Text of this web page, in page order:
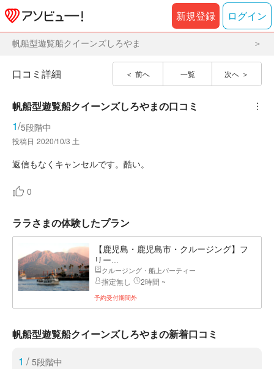
新規登録 ログイン
帆船型遊覧船クイーンズしろやま
前へ 一覧 次へ
口コミ詳細
帆船型遊覧船クイーンズしろやまの口コミ ︙
1/5段階中
投稿日 2020/10/3 土
返信もなくキャンセルです。酷い。
0
ララさまの体験したプラン
【鹿児島・鹿児島市・クルージング】フ
リー...
クルージング・船上パーティー
指定無し 2時間 ~
予約受付期間外
帆船型遊覧船クイーンズしろやまの新着口コミ
1 / 5段階中